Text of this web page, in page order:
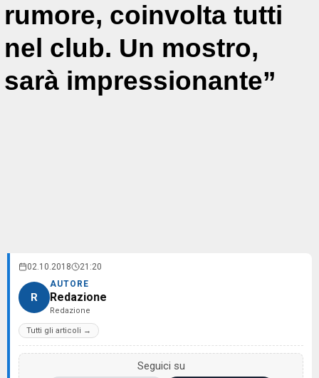
rumore, coinvolta tutti
nel club. Un mostro,
sarà impressionante”
02.10.2018 21:20
R
AUTORE
Redazione
Redazione
Tutti gli articoli →
Seguici su